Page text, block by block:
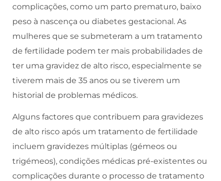
complicações, como um parto prematuro, baixo
peso à nascença ou diabetes gestacional. As
mulheres que se submeteram a um tratamento
de fertilidade podem ter mais probabilidades de
ter uma gravidez de alto risco, especialmente se
tiverem mais de 35 anos ou se tiverem um
historial de problemas médicos.
Alguns factores que contribuem para gravidezes
de alto risco após um tratamento de fertilidade
incluem gravidezes múltiplas (gémeos ou
trigémeos), condições médicas pré-existentes ou
complicações durante o processo de tratamento